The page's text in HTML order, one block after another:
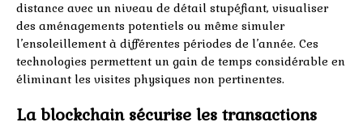
distance avec un niveau de détail stupéfiant, visualiser
des aménagements potentiels ou même simuler
l’ensoleillement à différentes périodes de l’année. Ces
technologies permettent un gain de temps considérable en
éliminant les visites physiques non pertinentes.
La blockchain sécurise les transactions